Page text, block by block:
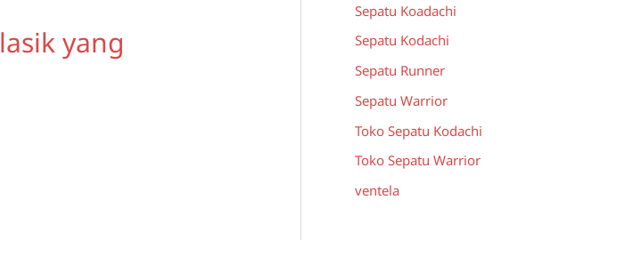
yang
Sepatu Koadachi
Sepatu Kodachi
Sepatu Runner
Sepatu Warrior
Toko Sepatu Kodachi
Toko Sepatu Warrior
ventela